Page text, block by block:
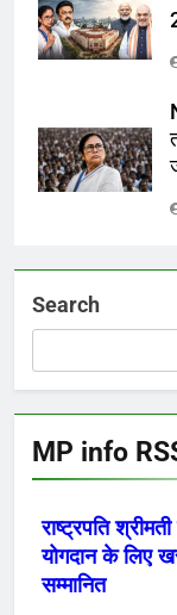
Search
MP info